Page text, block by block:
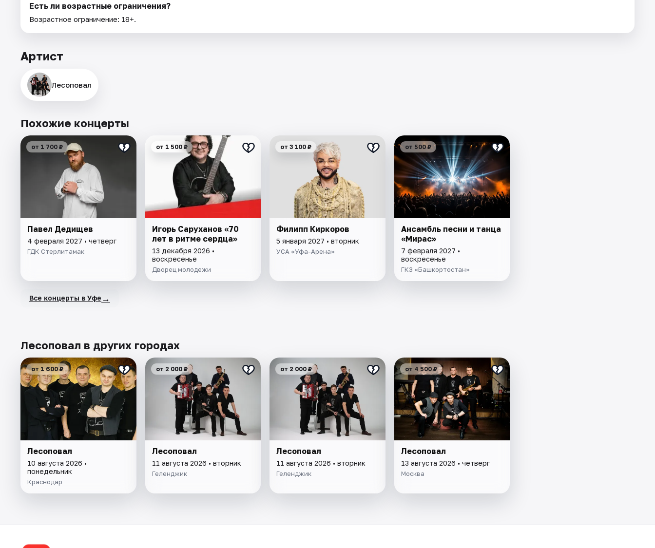
Есть ли возрастные ограничения?
Возрастное ограничение: 18+.
Артист
Лесоповал
Похожие концерты
от 1 700 ₽
Павел Дедищев
4 февраля 2027 • четверг
ГДК Стерлитамак
от 1 500 ₽
Игорь Саруханов «70
лет в ритме сердца»
13 декабря 2026 •
воскресенье
Дворец молодежи
от 3 100 ₽
Филипп Киркоров
5 января 2027 • вторник
УСА «Уфа-Арена»
от 500 ₽
Ансамбль песни и танца
«Мирас»
7 февраля 2027 •
воскресенье
ГКЗ «Башкортостан»
Все концерты в Уфе →
Лесоповал в других городах
от 1 600 ₽
Лесоповал
10 августа 2026 •
понедельник
Краснодар
от 2 000 ₽
Лесоповал
11 августа 2026 • вторник
Геленджик
от 2 000 ₽
Лесоповал
11 августа 2026 • вторник
Геленджик
от 4 500 ₽
Лесоповал
13 августа 2026 • четверг
Москва